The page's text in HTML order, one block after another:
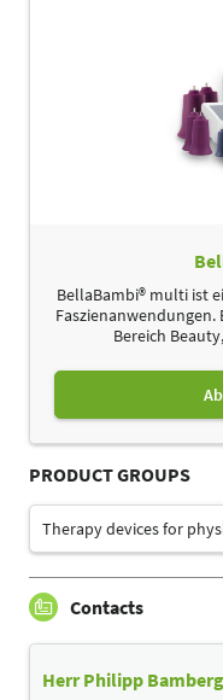
BellaBambi® multi ist
Faszienanwendungen.
Bereich
PRODUCT GROUPS
Therapy devices for
Contacts
Herr Philipp